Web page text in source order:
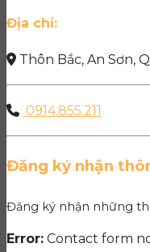
Địa chỉ:
Thôn Bắc, An Sơn,
0914.855.211
Đăng ký nhận
Đăng ký nhận những
Error: Contact form